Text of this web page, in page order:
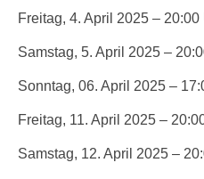
Freitag, 4. April 2025 –
Samstag, 5. April 2025 –
Sonntag, 06. April 2025 –
Freitag, 11. April 2025 –
Samstag, 12. April 2025 –